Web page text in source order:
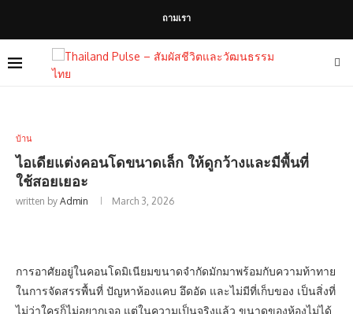
ถามเรา
บ้าน
ไอเดียแต่งคอนโดขนาดเล็ก ให้ดูกว้างและมีพื้นที่
ใช้สอยเยอะ
written by Admin March 3, 2026
การอาศัยอยู่ในคอนโดมิเนียมขนาดจำกัดมักมาพร้อมกับความท้าทาย
ในการจัดสรรพื้นที่ ปัญหาห้องแคบ อึดอัด และไม่มีที่เก็บของ เป็นสิ่งที่
ไม่ว่าใครก็ไม่อยากเจอ แต่ในความเป็นจริงแล้ว ขนาดของห้องไม่ได้